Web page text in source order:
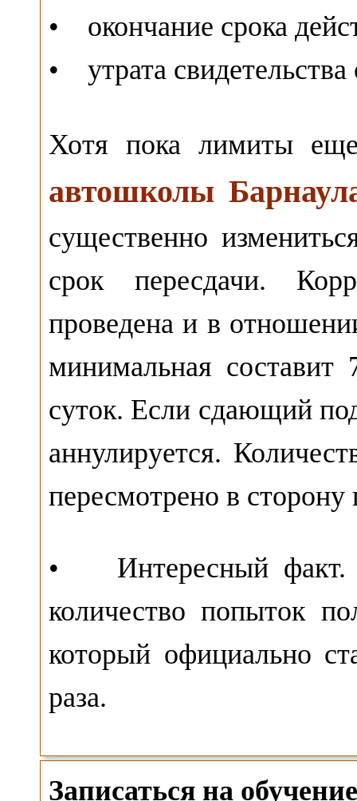
• окончание срока
• утрата
Хотя пока лимиты
автошколы
существенно
срок пересдачи.
проведена и в
минимальная
суток. Если сдающий
аннулируется.
пересмотрено в
• Интересный факт.
количество попыток
который официально
раза.
Записаться на